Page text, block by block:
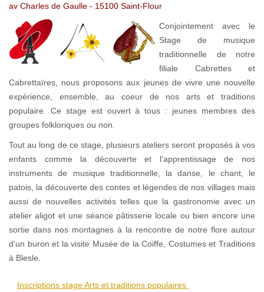
av Charles de Gaulle - 15100 Saint-Flour
Conjointement avec le
Stage de musique
traditionnelle de notre
filiale Cabrettes et
Cabrettaïres, nous proposons aux jeunes de vivre une nouvelle
expérience, ensemble, au coeur de nos arts et traditions
populaire. Ce stage est ouvert à tous : jeunes membres des
groupes folkloriques ou non.
Tout au long de ce stage, plusieurs ateliers seront proposés à vos
enfants comme la découverte et l'apprentissage de nos
instruments de musique traditionnelle, la danse, le chant, le
patois, la découverte des contes et légendes de nos villages mais
aussi de nouvelles activités telles que la gastronomie avec un
atelier aligot et une séance pâtisserie locale ou bien encore une
sortie dans nos montagnes à la rencontre de notre flore autour
d’un buron et la visite Musée de la Coiffe, Costumes et Traditions
à Blesle.
Inscriptions stage Arts et traditions populaires